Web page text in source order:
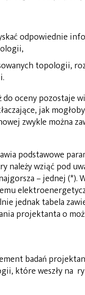
odpowiednie
topologii,
oceny pozostaje
jak mogłoby
zwykle można
podstawowe
wziąć pod
– jednej (*).
jednak tabela
projektanta o
badań
które weszły na